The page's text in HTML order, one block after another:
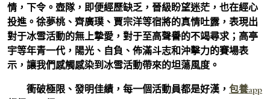
情，下令。壺隊，即便經歷缺乏，晉級盼望迷茫，也在經心
投進。徐夢桃、齊廣璞、賈宗洋等宿將的真情吐露，表現出
對于冰雪活動的無上摯愛，對于至高聲譽的不竭尋求；高亭
宇等年青一代，陽光、自負、佈滿斗志和沖擊力的賽場表
示，讓我們感觸感染到冰雪活動帶來的坦蕩風度。
衝破極限、發明佳績，每一個活動員都是好漢， 包養app